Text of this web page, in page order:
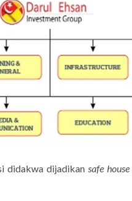
didakwa dijadikan safe house